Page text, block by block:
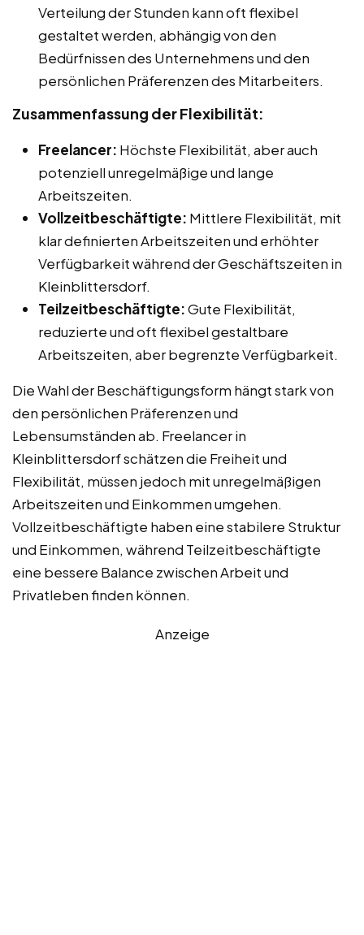
Verteilung der Stunden kann oft flexibel
gestaltet werden, abhängig von den
Bedürfnissen des Unternehmens und den
persönlichen Präferenzen des Mitarbeiters.
Zusammenfassung der Flexibilität:
Freelancer: Höchste Flexibilität, aber auch
potenziell unregelmäßige und lange
Arbeitszeiten.
Vollzeitbeschäftigte: Mittlere Flexibilität, mit
klar definierten Arbeitszeiten und erhöhter
Verfügbarkeit während der Geschäftszeiten in
Kleinblittersdorf.
Teilzeitbeschäftigte:Gute Flexibilität,
reduzierte und oft flexibel gestaltbare
Arbeitszeiten, aber begrenzte Verfügbarkeit.
Die Wahl der Beschäftigungsform hängt stark von
den persönlichen Präferenzen und
Lebensumständen ab. Freelancer in
Kleinblittersdorf schätzen die Freiheit und
Flexibilität, müssen jedoch mit unregelmäßigen
Arbeitszeiten und Einkommen umgehen.
Vollzeitbeschäftigte haben eine stabilere Struktur
und Einkommen, während Teilzeitbeschäftigte
eine bessere Balance zwischen Arbeit und
Privatleben finden können.
Anzeige